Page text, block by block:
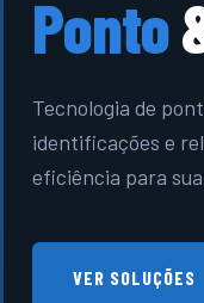
Ponto
Tecnologia de
identificações e
eficiência para
VER SOLUÇÕES